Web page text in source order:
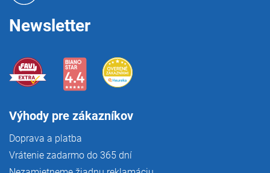
Newsletter
Výhody pre zákazníkov
Doprava a platba
Vrátenie zadarmo do 365 dní